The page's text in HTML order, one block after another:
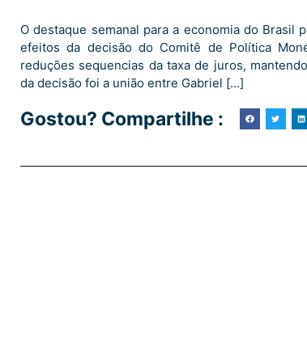
O destaque semanal para a economia do Brasil
efeitos da decisão do Comitê de Política
reduções sequencias da taxa de juros,
da decisão foi a união entre Gabriel […]
Gostou? Compartilhe :